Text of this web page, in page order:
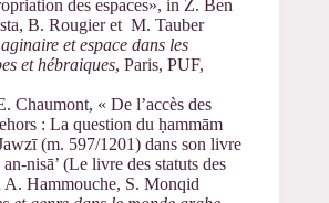
des espaces», in Z. Ben
B. Rougier et M. Tauber
et espace dans les
et hébraiques, Paris, PUF,
Chaumont, « De l’accès des
: La question du ḥammām
(m. 597/1201) dans son livre
nisā’ (Le livre des statuts des
A. Hammouche, S. Monqid